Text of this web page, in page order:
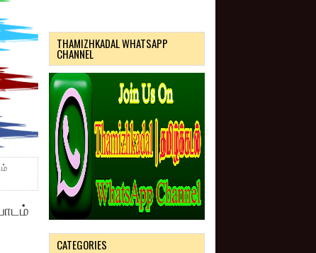
THAMIZHKADAL WHATSAPP
CHANNEL
CATEGORIES